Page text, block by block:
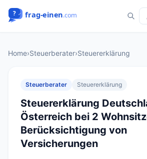
Home›Steuerberater›Steuererklärung
Steuerberater Steuererklärung
Steuererklärung
Österreich bei 2
Berücksichtigung von
Versicherungen